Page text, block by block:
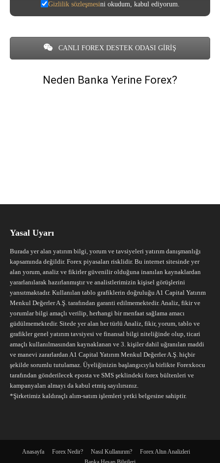
Gizlilik sözleşmesini okudum, kabul ediyorum.
CANLI FOREX DESTEK ODASI GİRİŞ
Neden Banka Yerine Forex?
Yasal Uyarı
Burada yer alan yatırım bilgi, yorum ve tavsiyeleri yatırım danışmanlığı
kapsamında değildir. Forex piyasaları risklidir. Bu internet sitesinde yer
alan yorum, analiz ve fikirler güvenilir olduğuna inanılan kaynaklardan
yararlanılarak hazırlanmıştır ve analistlerimizin kişisel görüşlerini
yansıtmaktadır. Kullanılan tablo grafiklerin doğruluğu A1 Capital Yatırım
Menkul Değerler A.Ş. tarafından garanti edilmemektedir. Analiz, fikir ve
yorumlar bilgi amaçlı verilip, herhangi bir menfaat sağlama amacı
güdülmemektedir. Sitede yer alan her türlü Analiz, fikir, yorum, tablo ve
grafikler genel yatırım tavsiyesi ve finansal bilgi niteliğinde olup, ticari
amaçlı kullanılmasından kaynaklanan ve 3. kişiler dahil uğranılan maddi
ve manevi zararlardan A1 Capital Yatırım Menkul Değerler A.Ş. hiçbir
şekilde sorumlu tutulamaz. Üyeliğinizin başlangıcıyla birlikte Forexkocu
tarafından gönderilecek eposta ve SMS şeklindeki forex bültenleri ve
kampanyaları almayı da kabul etmiş sayılırsınız.
*Şirketimiz kaldıraçlı alım-satım işlemleri yetki belgesine sahiptir.
Anasayfa Forex Nedir? Nasıl Kullanırım?
Forex Altın Analizleri